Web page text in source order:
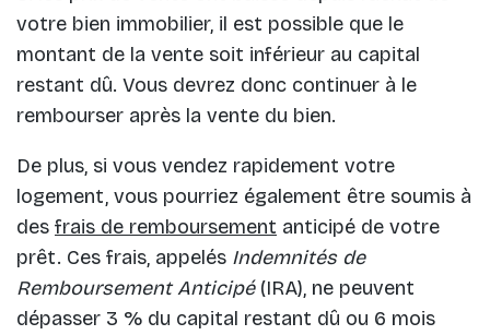
votre bien immobilier, il est possible que le
montant de la vente soit inférieur au capital
restant dû. Vous devrez donc continuer à le
rembourser après la vente du bien.
De plus, si vous vendez rapidement votre
logement, vous pourriez également être soumis à
des frais de remboursement anticipé de votre
prêt. Ces frais, appelés Indemnités de
Remboursement Anticipé(IRA), ne peuvent
dépasser 3 % du capital restant dû ou 6 mois